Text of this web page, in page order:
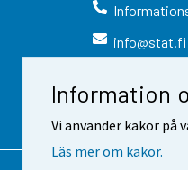
Information
Vi använder kakor på
Läs mer om kakor.
info@stat.fi